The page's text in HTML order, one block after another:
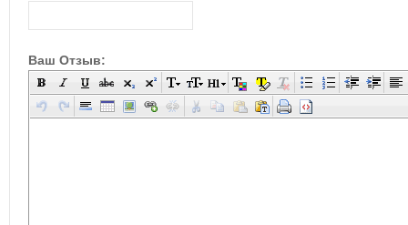
Ваш Отзыв: